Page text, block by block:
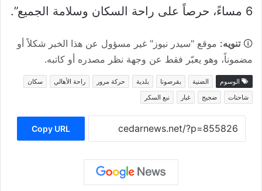
6 مساءً، حرصاً على راحة السكان وسلامة الجميع”.
🛈تنويه: موقع "سيدر نيوز" غير مسؤول عن هذا الخبر شكلاً أو
مضموناً، وهو يعبّر فقط عن وجهة نظر مصدره أو كاتبه.
الوسوم الضنية بقرصونا بلدية حركة مرور راحة الأهالي
سكان
شاحنات
ضجيج غبار نبع السكر
Copy URL